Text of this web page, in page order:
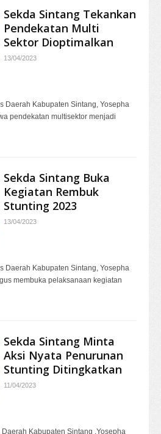
Sekda Sintang Tekankan
Pendekatan Multi
Sektor Dioptimalkan
13/04/2023
Daerah Kabupaten Sintang, Yosepha
pendekatan multisektor menjadi
Sekda Sintang Buka
Kegiatan Rembuk
Stunting 2023
13/04/2023
Daerah Kabupaten Sintang, Yosepha
membuka pelaksanaan kegiatan
Sekda Sintang Minta
Aksi Nyata Penurunan
Stunting Ditingkatkan
11/04/2023
Daerah Kabupaten Sintang ,Yosepha